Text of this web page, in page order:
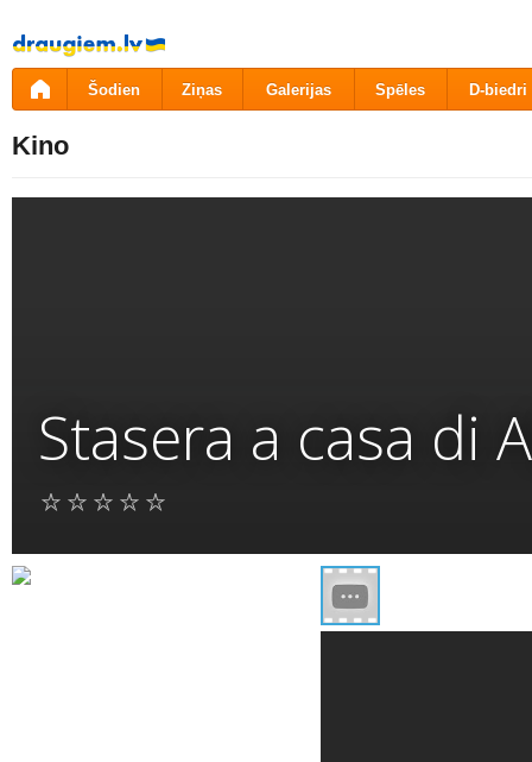
Pāriet
uz
saturu
Šodien Ziņas Galerijas Spēles D-biedri
Kino
Stasera a casa di